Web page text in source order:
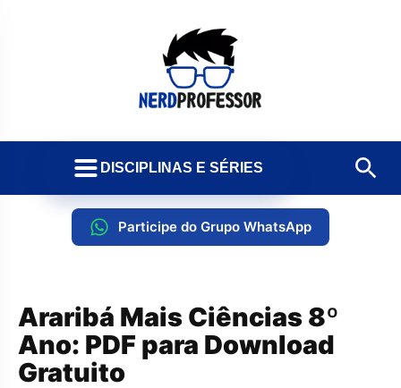
DISCIPLINAS E SÉRIES
Participe do Grupo WhatsApp
Araribá Mais Ciências 8º
Ano: PDF para Download
Gratuito